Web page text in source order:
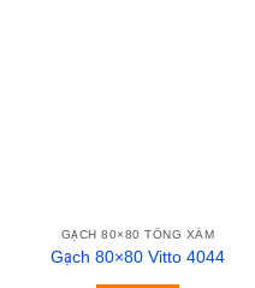
GẠCH 80×80 TÔNG XÁM
Gạch 80×80 Vitto 4044